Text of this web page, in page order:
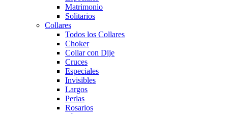
Matrimonio
Solitarios
Collares
Todos los Collares
Choker
Collar con Dije
Cruces
Especiales
Invisibles
Largos
Perlas
Rosarios